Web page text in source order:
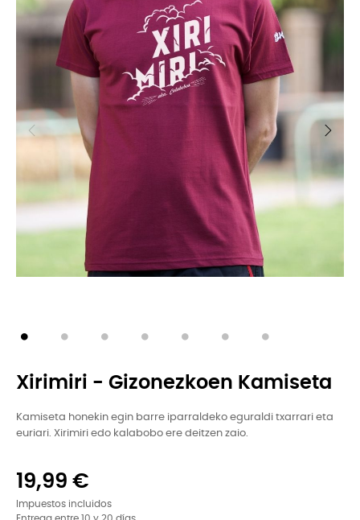
Xirimiri - Gizonezkoen Kamiseta
Kamiseta honekin egin barre iparraldeko eguraldi txarrari eta
euriari. Xirimiri edo kalabobo ere deitzen zaio.
19,99 €
Impuestos incluidos